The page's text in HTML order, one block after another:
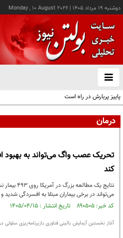
دوشنبه ۱۹ مرداد ۱۴۰۵ |
Monday , 10 August 2026
باز
و
پاییز پربارش در راه است
درمان
تحریک عصب واگ می‌تواند به بهبود
کند
می‌تواند در برخی بیماران مبتلا به افسردگی شدید
کد خبر: ۸۹۰۵۰۵ تاریخ انتشار : ۱۴۰۵/۰۴/۱۵
آغاز نخستین آزمایش بالینی فناوری بازبرنامه‌ریزی سلولی